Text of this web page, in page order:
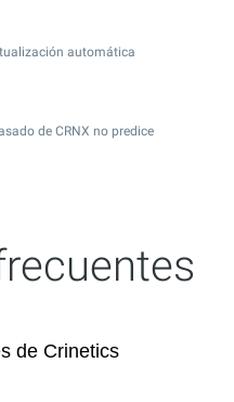
automática
de CRNX no predice
de Crinetics